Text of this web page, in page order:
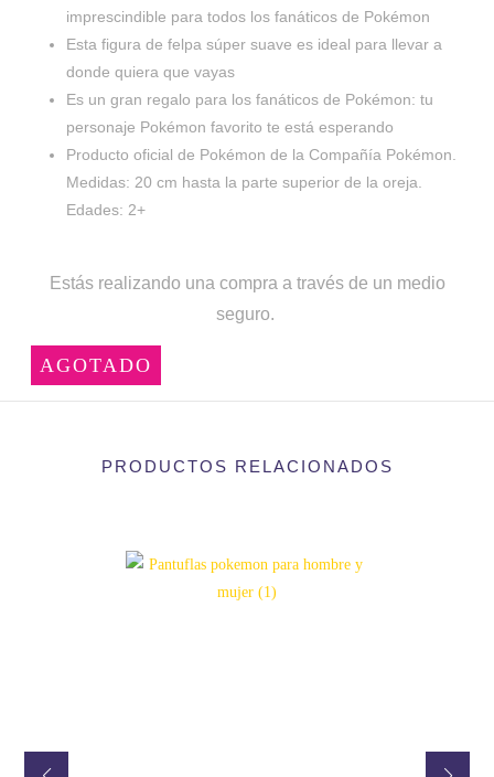
imprescindible para todos los fanáticos de Pokémon
Esta figura de felpa súper suave es ideal para llevar a
donde quiera que vayas
Es un gran regalo para los fanáticos de Pokémon: tu
personaje Pokémon favorito te está esperando
Producto oficial de Pokémon de la Compañía Pokémon.
Medidas: 20 cm hasta la parte superior de la oreja.
Edades: 2+
Estás realizando una compra a través de un medio
seguro.
AGOTADO
PRODUCTOS RELACIONADOS